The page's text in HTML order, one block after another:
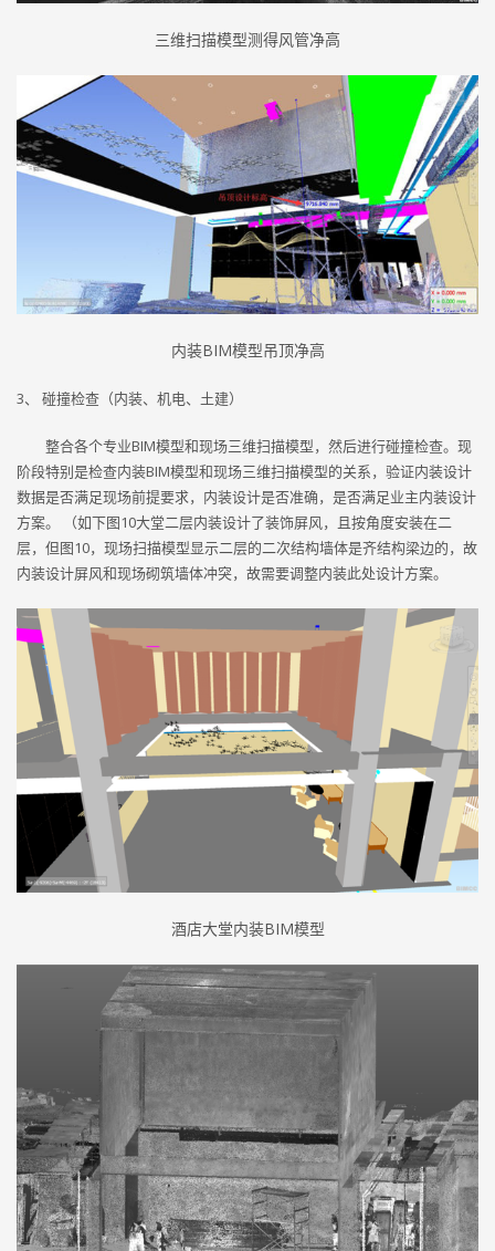
三维扫描模型测得风管净高
内装BIM模型吊顶净高
3、 碰撞检查（内装、机电、土建）
整合各个专业BIM模型和现场三维扫描模型，然后进行碰撞检查。现
阶段特别是检查内装BIM模型和现场三维扫描模型的关系，验证内装设计
数据是否满足现场前提要求，内装设计是否准确，是否满足业主内装设计
方案。 （如下图10大堂二层内装设计了装饰屏风，且按角度安装在二
层，但图10，现场扫描模型显示二层的二次结构墙体是齐结构梁边的，故
内装设计屏风和现场砌筑墙体冲突，故需要调整内装此处设计方案。
酒店大堂内装BIM模型